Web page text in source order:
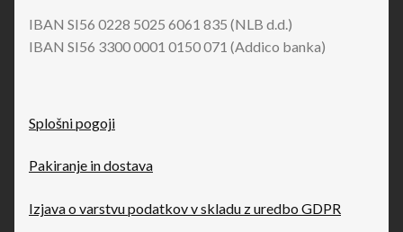
IBAN SI56 0228 5025 6061 835 (NLB d.d.)
IBAN SI56 3300 0001 0150 071 (Addico banka)
Splošni pogoji
Pakiranje in dostava
Izjava o varstvu podatkov v skladu z uredbo GDPR